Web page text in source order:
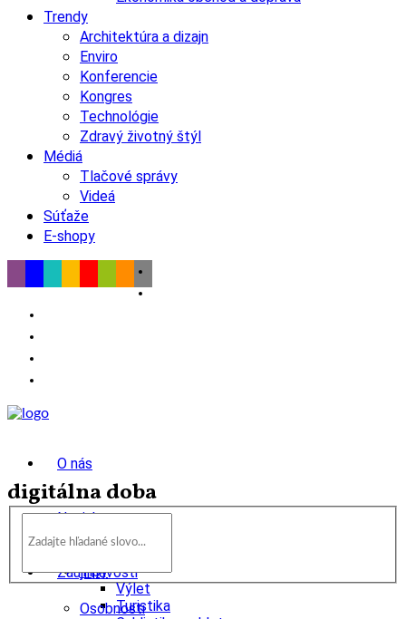
Trendy
Architektúra a dizajn
Enviro
Konferencie
Kongres
Technológie
Zdravý životný štýl
Médiá
Tlačové správy
Videá
Súťaže
E-shopy
O nás
Novinky
Tipy
Výlet
Turistika
Zaujímavosti
Osobnosti
digitálna doba